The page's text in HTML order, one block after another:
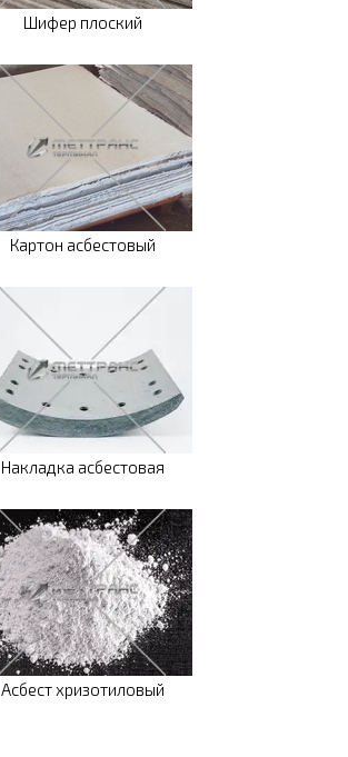
Шифер плоский
Картон асбестовый
Накладка асбестовая
Асбест хризотиловый